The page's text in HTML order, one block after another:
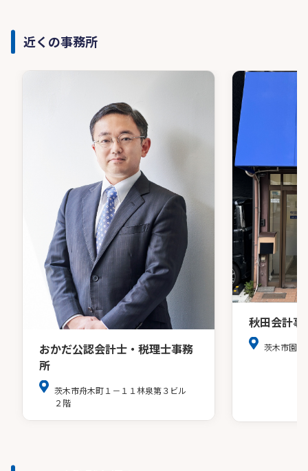
近くの事務所
おかだ公認会計士・税理士事務
所
茨木市舟木町１－１１林泉第３ビル
２階
秋田会計事
茨木市園田